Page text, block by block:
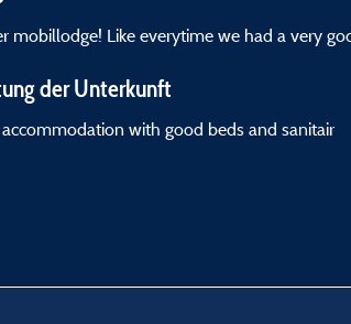
mobillodge! Like everytime we had a very
der Unterkunft
accommodation with good beds and sanitair